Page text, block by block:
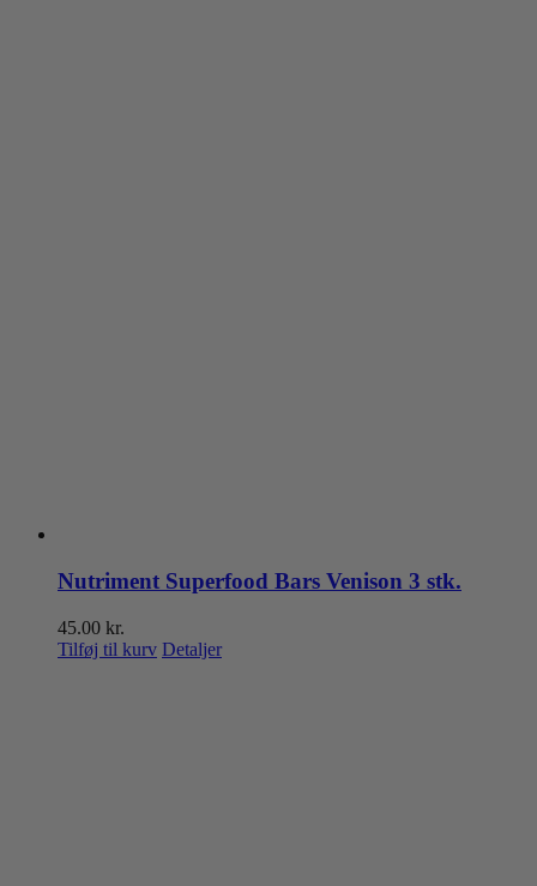
Nutriment Superfood Bars Venison 3 stk.
45.00 kr.
Tilføj til kurv Detaljer